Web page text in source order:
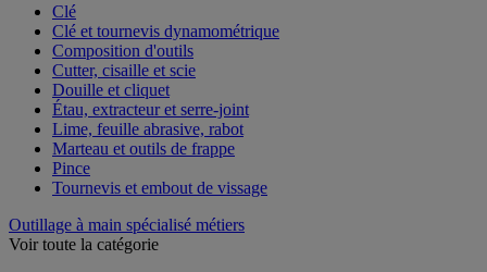
Clé
Clé et tournevis dynamométrique
Composition d'outils
Cutter, cisaille et scie
Douille et cliquet
Étau, extracteur et serre-joint
Lime, feuille abrasive, rabot
Marteau et outils de frappe
Pince
Tournevis et embout de vissage
Outillage à main spécialisé métiers
Voir toute la catégorie